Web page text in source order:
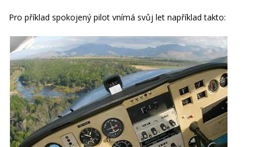
Pro příklad spokojený pilot vnímá svůj let například takto: